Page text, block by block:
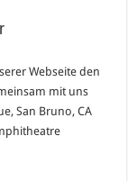
Webseite den
mit uns
San Bruno, CA